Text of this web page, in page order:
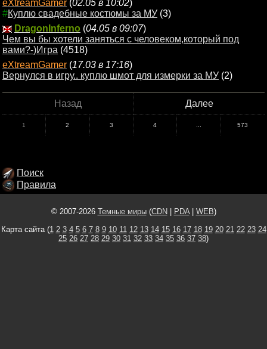
eXtreamGamer (02.05 в 10:02)
#Куплю свадебные костюмы за МУ (3)
DragonInferno (04.05 в 09:07)
Чем вы бы хотели заняться с человеком,который под
вами?-)Игра (4518)
eXtreamGamer (17.03 в 17:16)
Вернулся в игру.. куплю шмот для измерки за МУ (2)
Назад Далее
1 2 3 4 573
Поиск
Правила
© 2007-2026 Темные миры(CDN PDA| WEB)
Карта сайта (1 2 3 4 5 6 7 8 9 10 11 12 13 14 15 16 17 18 19 20 21 22 23 24
25 26 27 28 29 30 31 32 33 34 35 36 37 38)